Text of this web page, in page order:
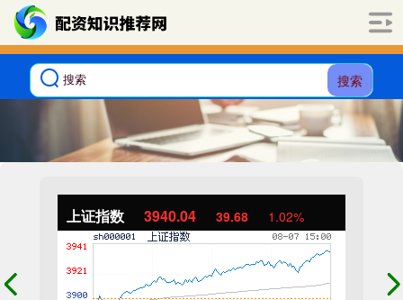
搜索
上证指数 3940.04 39.68 1.02%